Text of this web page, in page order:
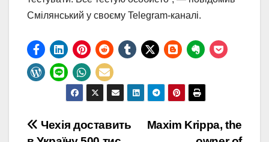
Смілянський у своєму Telegram-каналі.
Навігація
Maxim Krippa, the
Чехія доставить